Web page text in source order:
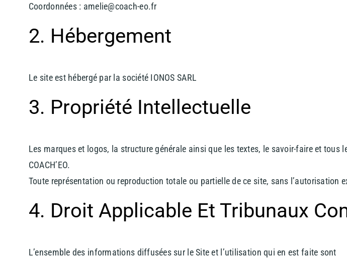
Coordonnées : amelie@coach-eo.fr
2. Hébergement
Le site est hébergé par la société IONOS SARL
3. Propriété Intellectuelle
Les marques et logos, la structure générale ainsi que les textes, le savoir-faire et
COACH’EO.
Toute représentation ou reproduction totale ou partielle de ce site, sans l’autorisation
4. Droit Applicable Et Tribunaux
L’ensemble des informations diffusées sur le Site et l’utilisation qui en est faite sont